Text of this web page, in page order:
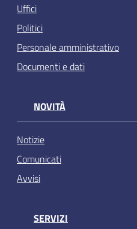
Uffici
Politici
Personale amministrativo
Documenti e dati
NOVITÀ
Notizie
Comunicati
Avvisi
SERVIZI